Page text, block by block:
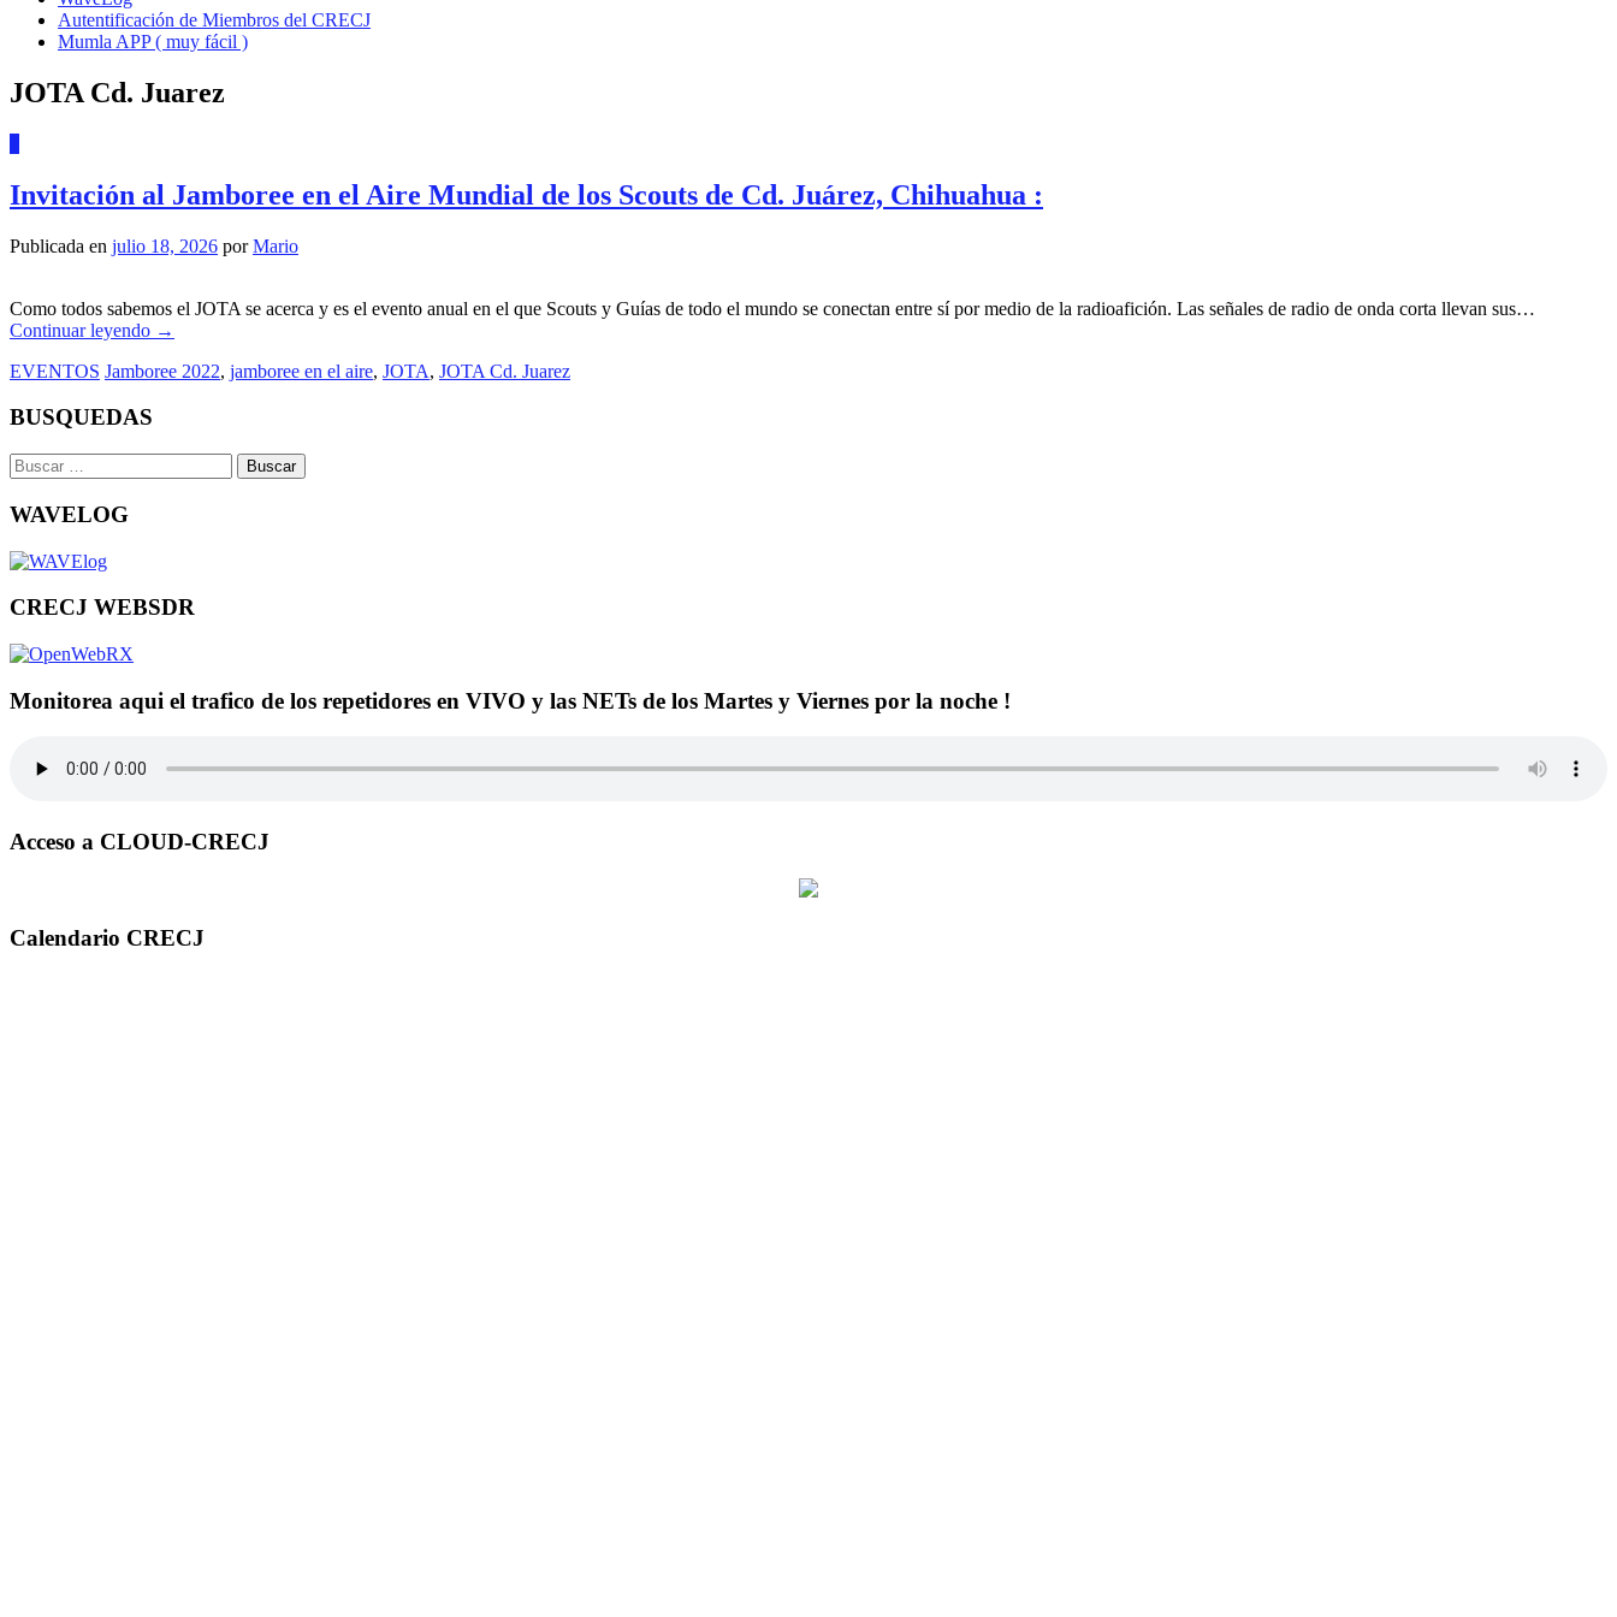
Autentificación de Miembros del CRECJ
Mumla APP ( muy fácil )
JOTA Cd. Juarez
Invitación al Jamboree en el Aire Mundial de los Scouts de Cd. Juárez, Chihuahua :
Publicada en julio 18, 2026 porMario
Como todos sabemos el JOTA se acerca y es el evento anual en el que Scouts y Guías de todo el mundo se conectan entre sí por medio de la radioafición. Las señales de radio de onda corta llevan sus…
Continuar leyendo →
EVENTOS Jamboree 2022, jamboree en el aire, JOTA, JOTA Cd. Juarez
BUSQUEDAS
Buscar:
WAVELOG
CRECJ WEBSDR
Monitorea aqui el trafico de los repetidores en VIVO y las NETs de los Martes y Viernes por la noche !
Acceso a CLOUD-CRECJ
Calendario CRECJ